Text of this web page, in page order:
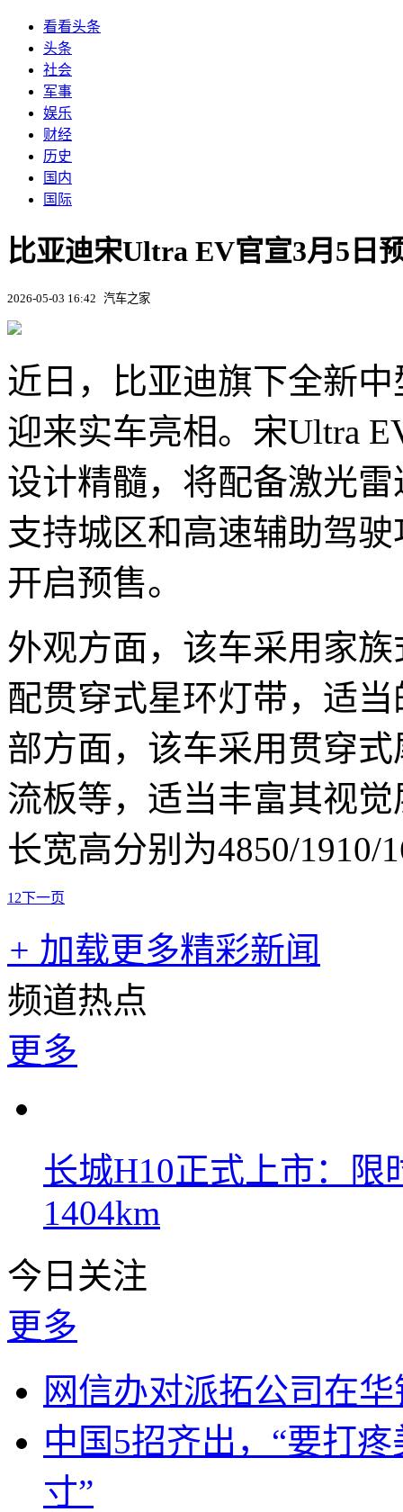
看看头条
头条
社会
军事
娱乐
财经
历史
国内
国际
比亚迪宋Ultra EV官宣3月5日
2026-05-03 16:42 汽车之家
近日，比亚迪旗下全新
迎来实车亮相。宋Ultra
设计精髓，将配备激光
支持城区和高速辅助驾
开启预售。
外观方面，该车采用家
配贯穿式星环灯带，适
部方面，该车采用贯穿
流板等，适当丰富其视
长宽高分别为4850/1910/
1 2下一页
+ 加载更多精彩新闻
频道热点
更多
长城H10正式上市：限
1404km
今日关注
更多
网信办对派拓公司在
中国5招齐出，“要打
寸”